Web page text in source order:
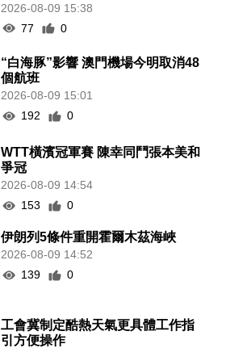
2026-08-09 15:38
77
0
“白海豚”影響 澳門機場今明取消48
個航班
2026-08-09 15:01
192
0
WTT橫濱冠軍賽 陳幸同鬥張本美和
爭冠
2026-08-09 14:54
153
0
伊朗列5條件重開霍爾木茲海峽
2026-08-09 14:52
139
0
工會冀制定酷熱天氣更具體工作指
引方便操作